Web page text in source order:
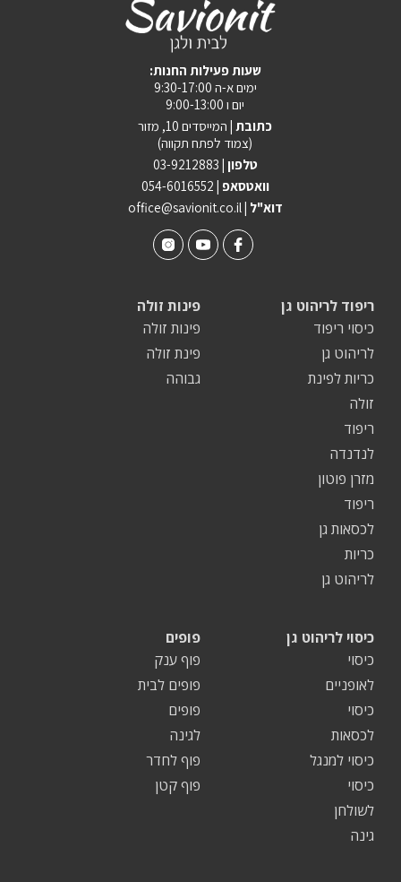
:שעות פעילות החנות
ימים א-ה 9:30-17:00
יום ו 9:00-13:00
כתובת | המייסדים 10, מזור
(צמוד לפתח תקווה)
טלפון | 03-9212883
וואטסאפ | 054-6016552
office@savionit.co.il | דוא"ל
פינות זולה
פינות זולה
פינת זולה
גבוהה
ריפוד לריהוט גן
כיסוי ריפוד
לריהוט גן
כריות לפינת
זולה
ריפוד
לנדנדה
מזרן פוטון
ריפוד
לכסאות גן
כריות
לריהוט גן
פופים
פוף ענק
פופים לבית
פופים
לגינה
פוף לחדר
פוף קטן
כיסוי לריהוט גן
כיסוי
לאופניים
כיסוי
לכסאות
כיסוי למנגל
כיסוי
לשולחן
גינה